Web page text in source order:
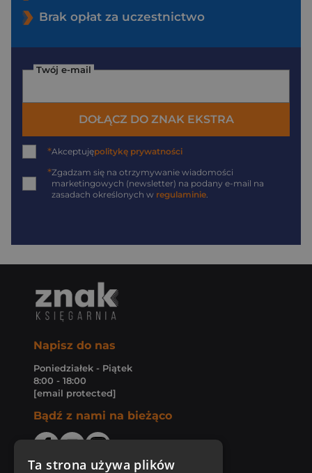
Brak opłat za uczestnictwo
Twój e-mail
DOŁĄCZ DO ZNAK EKSTRA
*Akceptujępolitykę prywatności
*Zgadzam się na otrzymywanie wiadomości
marketingowych (newsletter) na podany e-mail na
zasadach określonych w regulaminie.
Napisz do nas
Poniedziałek - Piątek
8:00 - 18:00
[email protected]
Bądź z nami na bieżąco
Ta strona używa plików